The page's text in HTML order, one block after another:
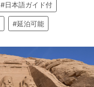
#日本語ガイド付
#延泊可能